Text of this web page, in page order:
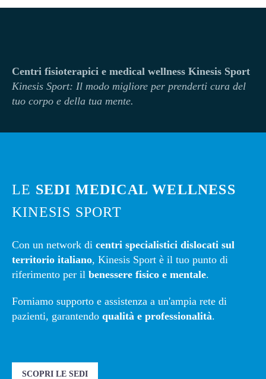
Centri fisioterapici e medical wellness Kinesis Sport
Kinesis Sport: Il modo migliore per prenderti cura del
tuo corpo e della tua mente.
LE SEDI MEDICAL WELLNESS
KINESIS SPORT
Con un network di centri specialistici dislocati sul
territorio italiano, Kinesis Sport è il tuo punto di
riferimento per il benessere fisico e mentale.
Forniamo supporto e assistenza a un'ampia rete di
pazienti, garantendo qualità e professionalità.
SCOPRI LE SEDI